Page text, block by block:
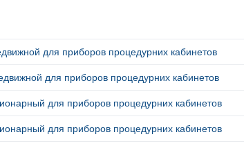
для приборов процедурних кабинетов
для приборов процедурних кабинетов
для приборов процедурних кабинетов
для приборов процедурних кабинетов